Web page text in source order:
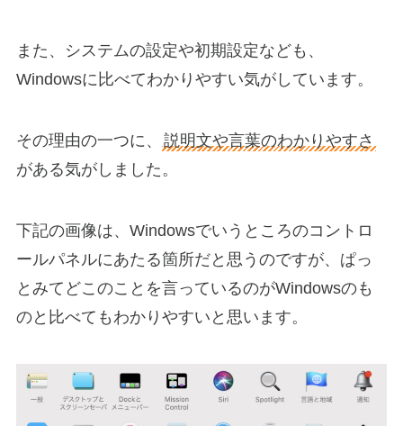
また、システムの設定や初期設定なども、
Windowsに比べてわかりやすい気がしています。
その理由の一つに、
説明文や言葉のわかりやすさ
がある気がしました。
下記の画像は、Windowsでいうところのコントロ
ールパネルにあたる箇所だと思うのですが、ぱっ
とみてどこのことを言っているのがWindowsのも
のと比べてもわかりやすいと思います。